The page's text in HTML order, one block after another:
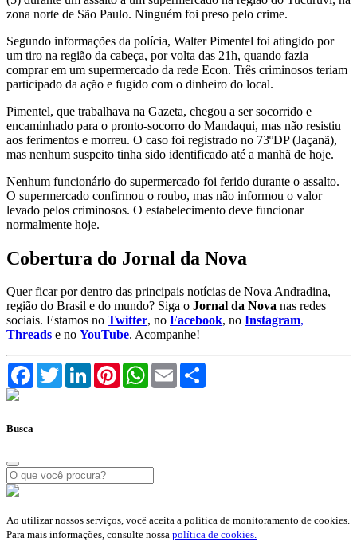
zona norte de São Paulo. Ninguém foi preso pelo crime.
Segundo informações da polícia, Walter Pimentel foi atingido por
um tiro na região da cabeça, por volta das 21h, quando fazia
comprar em um supermercado da rede Econ. Três criminosos teriam
participado da ação e fugido com o dinheiro do local.
Pimentel, que trabalhava na Gazeta, chegou a ser socorrido e
encaminhado para o pronto-socorro do Mandaqui, mas não resistiu
aos ferimentos e morreu. O caso foi registrado no 73ºDP (Jaçanã),
mas nenhum suspeito tinha sido identificado até a manhã de hoje.
Nenhum funcionário do supermercado foi ferido durante o assalto.
O supermercado confirmou o roubo, mas não informou o valor
levado pelos criminosos. O estabelecimento deve funcionar
normalmente hoje.
Cobertura do Jornal da Nova
Quer ficar por dentro das principais notícias de Nova Andradina,
região do Brasil e do mundo? Siga o Jornal da Nova nas redes
sociais. Estamos no Twitter, no Facebook, no Instagram,
Threads e no YouTube. Acompanhe!
FacebookTwitterLinkedInPinterestWhatsApp
Email
Busca
Ao utilizar nossos serviços, você aceita a política de monitoramento de cookies.
Para mais informações, consulte nossa política de cookies.